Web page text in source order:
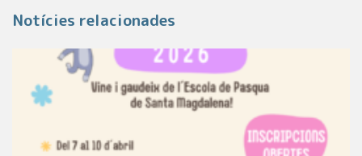
Notícies relacionades